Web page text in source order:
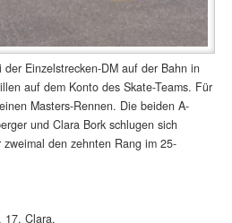
Einzelstrecken-DM auf der Bahn in
auf dem Konto des Skate-Teams. Für
Masters-Rennen. Die beiden A-
und Clara Bork schlugen sich
den zehnten Rang im 25-
17. Clara.